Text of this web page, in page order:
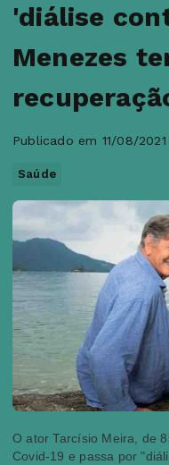
'diálise
Menezes
Publicado em 11/08/
Saúde
O ator Tarcísio Meira, de
Covid-19 e passa por